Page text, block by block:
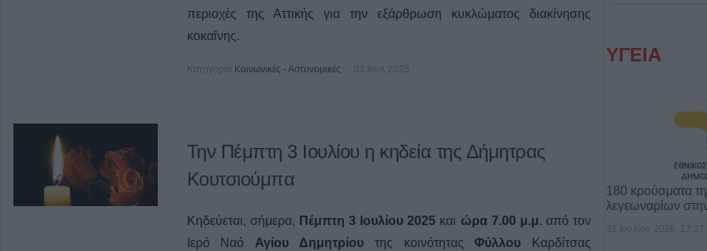
περιοχές της Αττικής για την εξάρθρωση κυκλώματος διακίνησης
κοκαΐνης.
Κατηγορία Κοινωνικές - Αστυνομικές 03 Ιουλ 2025
Την Πέμπτη 3 Ιουλίου η κηδεία της Δήμητρας
Κουτσιούμπα
Κηδεύεται, σήμερα, Πέμπτη 3 Ιουλίου 2025 και ώρα 7.00 μ.μ. από τον
Ιερό Ναό Αγίου Δημητρίου της κοινότηταςΦύλλου
Καρδίτσας
ΥΓΕΙΑ
180 κρούσματα
λεγεωναρίων
31 Ιουλίου 2026, 17:37